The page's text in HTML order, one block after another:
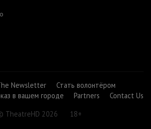
Newsletter
Стать волонтёром
в вашем городе
Partners
Contact Us
TheatreHD 2026
18+